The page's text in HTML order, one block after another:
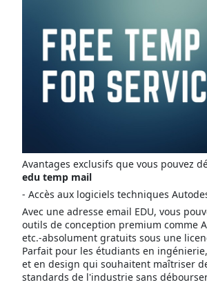
Avantages exclusifs que vous pouvez
edu temp mail
- Accès aux logiciels techniques
Avec une adresse email EDU, vous
outils de conception premium comme
etc.-absolument gratuits sous une
Parfait pour les étudiants en
et en design qui souhaitent maîtriser
standards de l'industrie sans